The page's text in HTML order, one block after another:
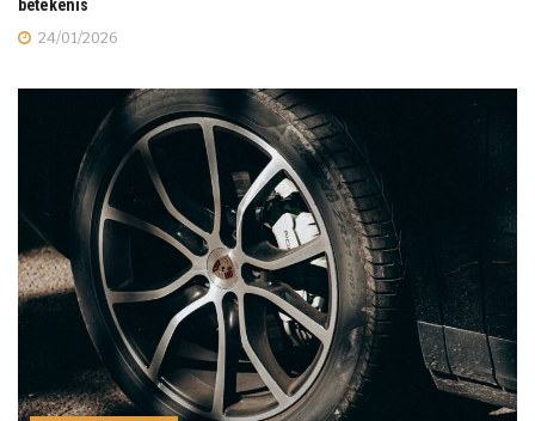
betekenis
24/01/2026